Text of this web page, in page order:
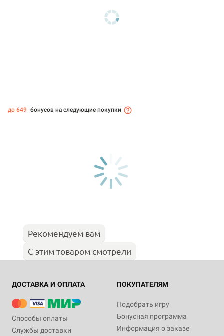
до 649 бонусов на следующие покупки
Рекомендуем вам
С этим товаром смотрели
ДОСТАВКА И ОПЛАТА
Способы оплаты
Службы доставки
ПОКУПАТЕЛЯМ
Подобрать игру
Бонусная программа
Информация о заказе